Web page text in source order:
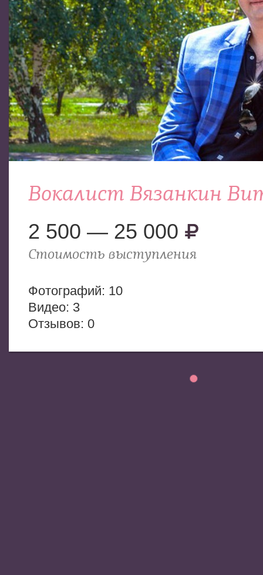
Вокалист Вязанкин
2 500 — 25 000
Стоимость выступления
Фотогрaфий: 10
Видео: 3
Отзывов: 0